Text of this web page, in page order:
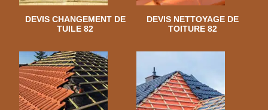
DEVIS CHANGEMENT DE
TUILE 82
DEVIS NETTOYAGE DE
TOITURE 82